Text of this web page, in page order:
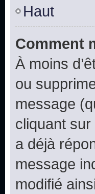
Haut
Comment
À moins
ou
message
cliquant
a déjà
message
modifié